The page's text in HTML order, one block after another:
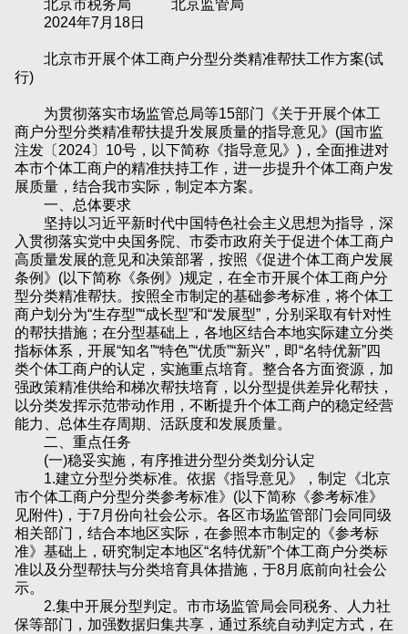
北京市税务局 北京监管局
2024年7月18日
北京市开展个体工商户分型分类精准帮扶工作方案(试
行)
为贯彻落实市场监管总局等15部门《关于开展个体工
商户分型分类精准帮扶提升发展质量的指导意见》(国市监
注发〔2024〕10号，以下简称《指导意见》)，全面推进对
本市个体工商户的精准扶持工作，进一步提升个体工商户发
展质量，结合我市实际，制定本方案。
一、总体要求
坚持以习近平新时代中国特色社会主义思想为指导，深
入贯彻落实党中央国务院、市委市政府关于促进个体工商户
高质量发展的意见和决策部署，按照《促进个体工商户发展
条例》(以下简称《条例》)规定，在全市开展个体工商户分
型分类精准帮扶。按照全市制定的基础参考标准，将个体工
商户划分为“生存型”“成长型”和“发展型”，分别采取有针对性
的帮扶措施；在分型基础上，各地区结合本地实际建立分类
指标体系，开展“知名”“特色”“优质”“新兴”，即“名特优新”四
类个体工商户的认定，实施重点培育。整合各方面资源，加
强政策精准供给和梯次帮扶培育，以分型提供差异化帮扶，
以分类发挥示范带动作用，不断提升个体工商户的稳定经营
能力、总体生存周期、活跃度和发展质量。
二、重点任务
(一)稳妥实施，有序推进分型分类划分认定
1.建立分型分类标准。依据《指导意见》，制定《北京
市个体工商户分型分类参考标准》(以下简称《参考标准》
见附件)，于7月份向社会公示。各区市场监管部门会同同级
相关部门，结合本地区实际，在参照本市制定的《参考标
准》基础上，研究制定本地区“名特优新”个体工商户分类标
准以及分型帮扶与分类培育具体措施，于8月底前向社会公
示。
2.集中开展分型判定。市市场监管局会同税务、人力社
保等部门，加强数据归集共享，通过系统自动判定方式，在